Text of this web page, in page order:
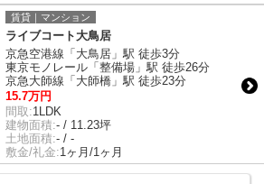
賃貸｜マンション
ライブコート大鳥居
京急空港線「大鳥居」駅 徒歩3分
東京モノレール「整備場」駅 徒歩26分
京急大師線「大師橋」駅 徒歩23分
15.7万円
間取:1LDK
建物面積:- / 11.23坪
土地面積:- / -
敷金/礼金:1ヶ月/1ヶ月